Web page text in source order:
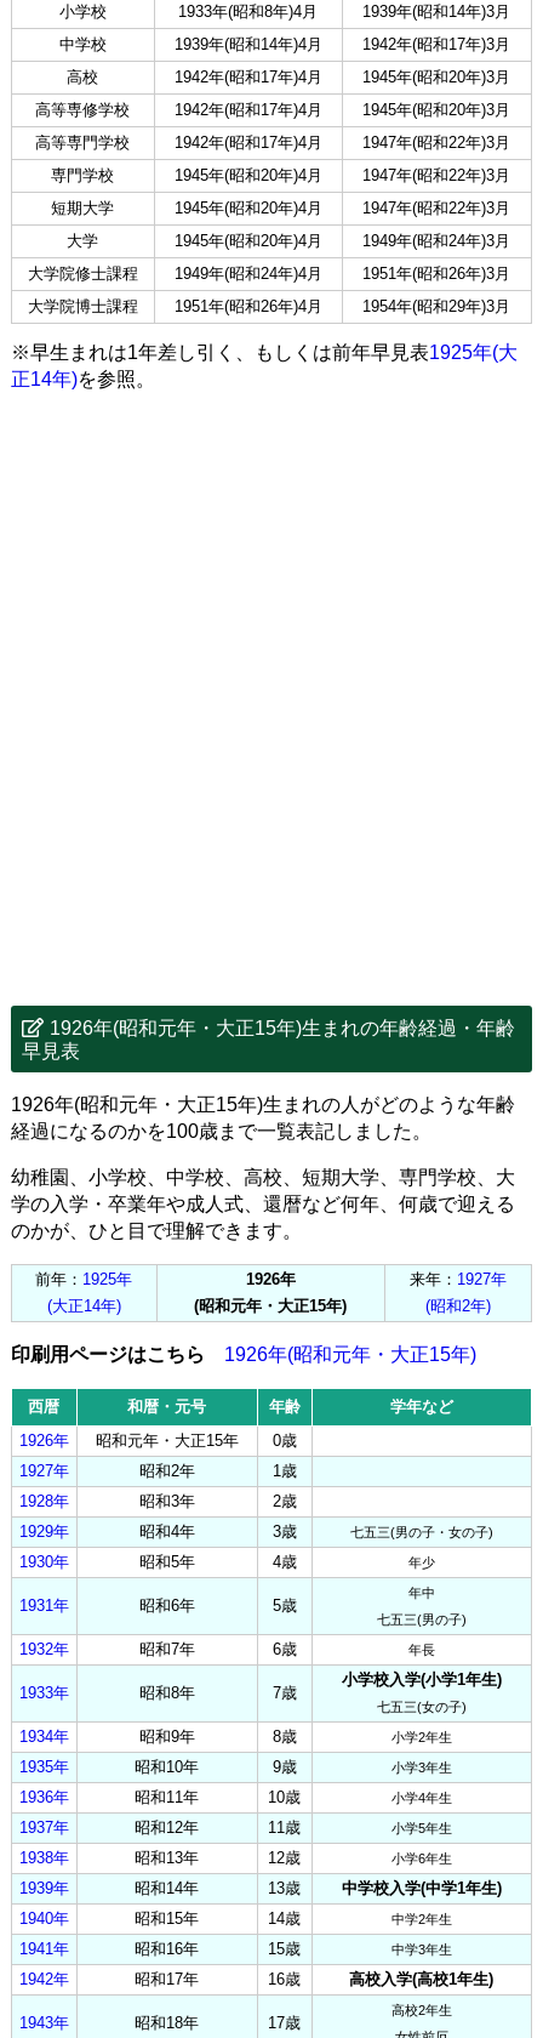
小学校
1933年(昭和8年)4月
1939年(昭和14年)3月
中学校
1939年(昭和14年)4月
1942年(昭和17年)3月
高校
1942年(昭和17年)4月
1945年(昭和20年)3月
高等専修学校
1942年(昭和17年)4月
1945年(昭和20年)3月
高等専門学校
1942年(昭和17年)4月
1947年(昭和22年)3月
専門学校
1945年(昭和20年)4月
1947年(昭和22年)3月
短期大学
1945年(昭和20年)4月
1947年(昭和22年)3月
大学
1945年(昭和20年)4月
1949年(昭和24年)3月
大学院修士課程
1949年(昭和24年)4月
1951年(昭和26年)3月
大学院博士課程
1951年(昭和26年)4月 1954年(昭和29年)3月
※早生まれは1年差し引く、もしくは前年早見表1925年(大
正14年)を参照。
1926年(昭和元年・大正15年)生まれの年齢経過・年齢
早見表
1926年(昭和元年・大正15年)生まれの人がどのような年齢
経過になるのかを100歳まで一覧表記しました。
幼稚園、小学校、中学校、高校、短期大学、専門学校、大
学の入学・卒業年や成人式、還暦など何年、何歳で迎える
のかが、ひと目で理解できます。
前年： 1925年
(大正14年)
1926年
(昭和元年・大正15年)
来年： 1927年
(昭和2年)
印刷用ページはこちら 1926年(昭和元年・大正15年)
西暦 和暦・元号 年齢
学年など
1926年
昭和元年・大正15年
0歳
1927年
昭和2年
1歳
1928年
昭和3年
2歳
1929年
昭和4年 3歳 七五三(男の子・女の子)
1930年 昭和5年 4歳 年少
1931年 昭和6年 5歳
年中
七五三(男の子)
1932年 昭和7年 6歳 年長
1933年 昭和8年 7歳
小学校入学(小学1年生)
七五三(女の子)
1934年 昭和9年 8歳 小学2年生
1935年 昭和10年 9歳 小学3年生
1936年 昭和11年 10歳 小学4年生
1937年 昭和12年 11歳 小学5年生
1938年 昭和13年 12歳 小学6年生
1939年 昭和14年 13歳
中学校入学(中学1年生)
1940年
昭和15年 14歳 中学2年生
1941年 昭和16年 15歳 中学3年生
1942年 昭和17年 16歳 高校入学(高校1年生)
1943年 昭和18年 17歳
高校2年生